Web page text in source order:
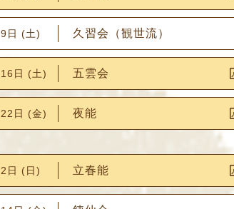
9日 (土) 久習会（観世流）
16日 (土) 五雲会
22日 (金) 夜能
2日 (日) 立春能